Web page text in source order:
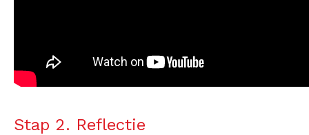
Stap 2. Reflectie